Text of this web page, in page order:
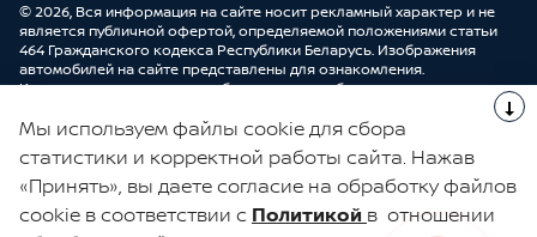
© 2026, Вся информация на сайте носит рекламный характер и не
является публичной офертой, определяемой положениями статьи
464 Гражданского кодекса Республики Беларусь. Изображения
автомобилей на сайте представлены для ознакомления.
Комплектации и цены могут быть изменены без предварительного
автоцентре ООО “ДрайвМоторс”.
ЭЛЕКТРОННАЯ КНИГА ОТЗЫВОВ
Мы используем файлы cookie для сбора
статистики и корректной работы сайта. Нажав
«Принять», вы даете согласие на обработку файлов
cookie в соответствии с Политикой в отношении